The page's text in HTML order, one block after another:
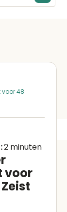
voor 48
2 minuten
voor